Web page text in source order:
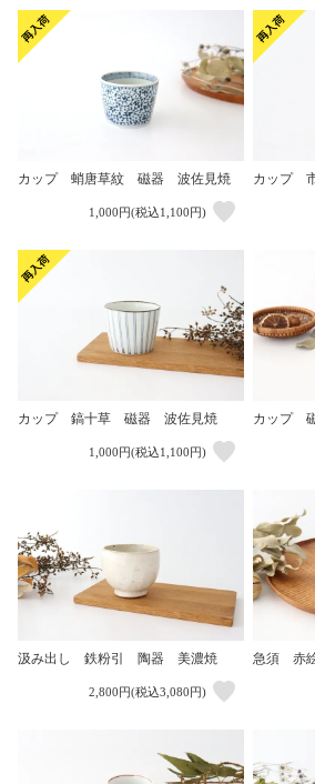
カップ 蛸唐草紋 磁器 波佐見焼
1,000円(税込1,100円)
カップ
カップ 鎬十草 磁器 波佐見焼
1,000円(税込1,100円)
カップ
汲み出し 鉄粉引 陶器 美濃焼
2,800円(税込3,080円)
急須 赤